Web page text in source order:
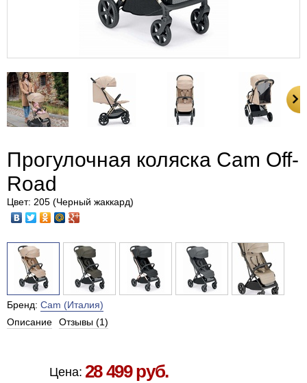
Прогулочная коляска Cam Off-
Road
Цвет: 205 (Черный жаккард)
Бренд: Cam (Италия)
Описание
Отзывы (1)
Цена: 28 499 руб.